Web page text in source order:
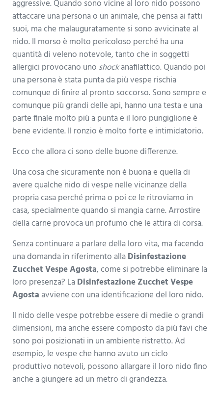
aggressive. Quando sono vicine al loro nido possono
attaccare una persona o un animale, che pensa ai fatti
suoi, ma che malauguratamente si sono avvicinate al
nido. Il morso è molto pericoloso perché ha una
quantità di veleno notevole, tanto che in soggetti
allergici provocano uno shockanafilattico. Quando poi
una persona è stata punta da più vespe rischia
comunque di finire al pronto soccorso. Sono sempre e
comunque più grandi delle api, hanno una testa e una
parte finale molto più a punta e il loro pungiglione è
bene evidente. Il ronzio è molto forte e intimidatorio.
Ecco che allora ci sono delle buone differenze.
Una cosa che sicuramente non è buona e quella di
avere qualche nido di vespe nelle vicinanze della
propria casa perché prima o poi ce le ritroviamo in
casa, specialmente quando si mangia carne. Arrostire
della carne provoca un profumo che le attira di corsa.
Senza continuare a parlare della loro vita, ma facendo
una domanda in riferimento allaDisinfestazione
Zucchet Vespe Agosta, come si potrebbe eliminare la
loro presenza? LaDisinfestazione Zucchet Vespe
Agosta avviene con una identificazione del loro nido.
Il nido delle vespe potrebbe essere di medie o grandi
dimensioni, ma anche essere composto da più favi che
sono poi posizionati in un ambiente ristretto. Ad
esempio, le vespe che hanno avuto un ciclo
produttivo notevoli, possono allargare il loro nido fino
anche a giungere ad un metro di grandezza.